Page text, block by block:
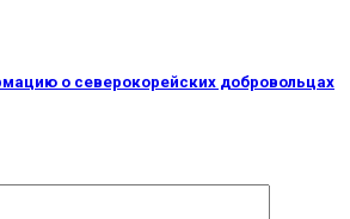
о северокорейских добровольцах